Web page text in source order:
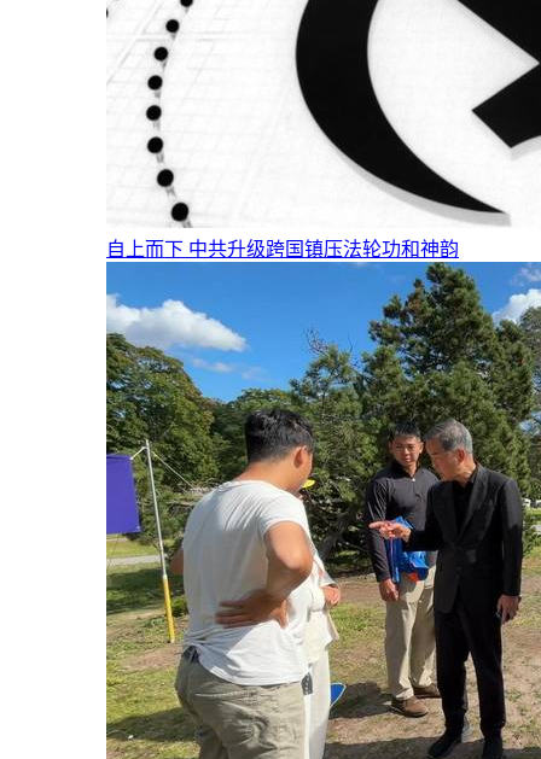
自上而下 中共升级跨国镇压法轮功和神韵